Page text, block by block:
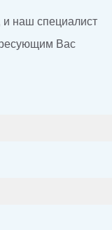
наш специалист
Вас